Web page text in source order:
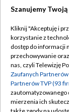
Abonament
Emisja w TVP
Centrum
Naziemna
Szanujemy
Kliknij "Akceptuję i
korzystanie z
dostęp do informacji
przechowywanie
nas, czyli Telewizję
Zaufanych
Partnerów TVP (93
zautomatyzowanego
mierzenia ich